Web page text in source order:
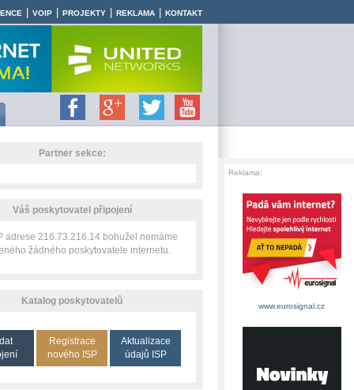
VOIP PROJEKTY REKLAMA KONTAKT
Partner sekce:
Váš poskytovatel připojení
adrese 216.73.216.14 bohužel nemáme
žádného poskytovatele internetu.
Katalog poskytovatelů
Registrace
nového ISP
Aktualizace
údajů ISP
Reklama:
www.eurosignal.cz